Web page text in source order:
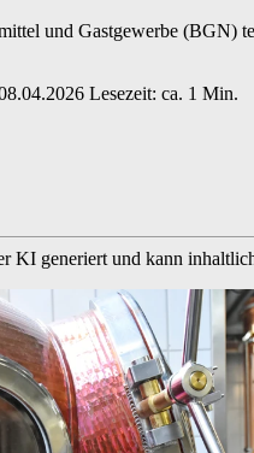
und Gastgewerbe (BGN)
Lesezeit: ca. 1 Min.
KI generiert und kann